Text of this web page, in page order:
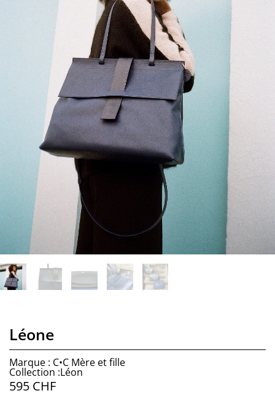
Léone
Marque : C•C Mère et fille
Collection :Léon
595 CHF